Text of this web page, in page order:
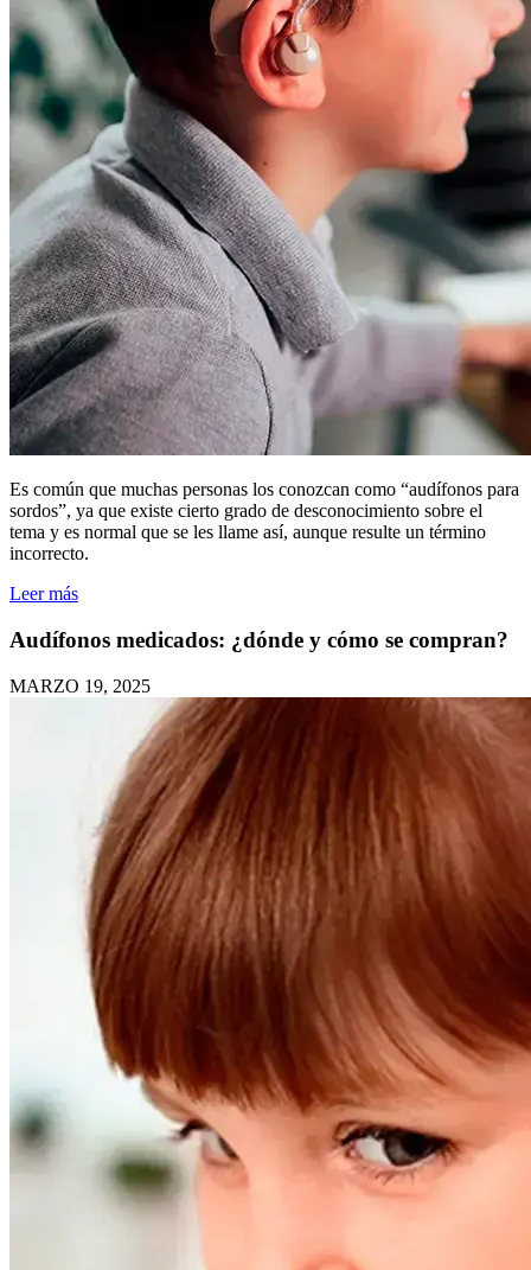
Es común que muchas personas los conozcan como “audífonos para
sordos”, ya que existe cierto grado de desconocimiento sobre el
tema y es normal que se les llame así, aunque resulte un término
incorrecto.
Leer más
Audífonos medicados: ¿dónde y cómo se compran?
MARZO 19, 2025